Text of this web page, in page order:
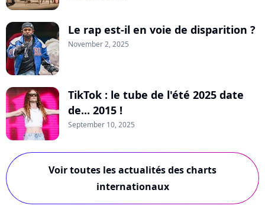
Le rap est-il en voie de disparition ?
November 2, 2025
TikTok : le tube de l'été 2025 date
de... 2015 !
September 10, 2025
Voir toutes les actualités des charts
internationaux